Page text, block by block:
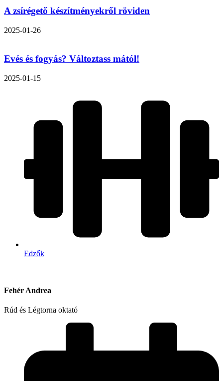
A zsírégető készítményekről röviden
2025-01-26
Evés és fogyás? Változtass mától!
2025-01-15
Edzők
Fehér Andrea
Rúd és Légtorna oktató